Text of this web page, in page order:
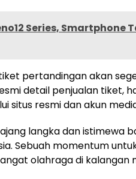
Series,
pertandingan akan
detail penjualan tiket,
situs resmi dan akun
langka dan istimewa
Sebuah momentum
olahraga di kalangan